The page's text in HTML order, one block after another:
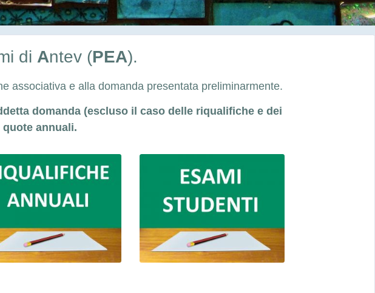
di Antev (PEA).
associativa e alla domanda presentata preliminarmente.
domanda (escluso il caso delle riqualifiche e dei
annuali.